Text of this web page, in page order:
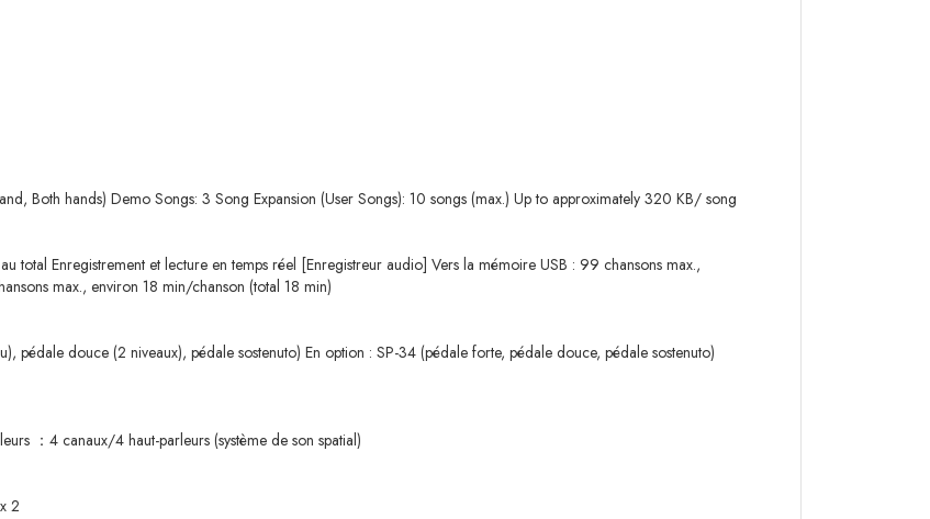
Both hands) Demo Songs: 3 Song Expansion (User Songs): 10 songs (max.) Up to approximately 320 KB/ song
total Enregistrement et lecture en temps réel [Enregistreur audio] Vers la mémoire USB : 99 chansons max.,
max., environ 18 min/chanson (total 18 min)
pédale douce (2 niveaux), pédale sostenuto) En option : SP-34 (pédale forte, pédale douce, pédale sostenuto)
：4 canaux/4 haut-parleurs (système de son spatial)
2